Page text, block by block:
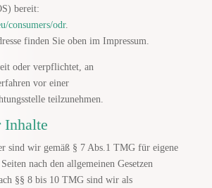
bereit:
consumers/odr.
finden Sie oben im Impressum.
oder verpflichtet, an
vor einer
teilzunehmen.
sind wir gemäß § 7 Abs.1 TMG für eigene
nach den allgemeinen Gesetzen
§§ 8 bis 10 TMG sind wir als